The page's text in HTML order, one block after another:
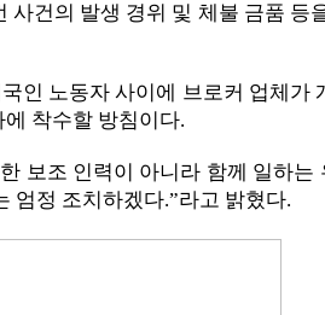
건의 발생 경위 및 체불 금품
인 노동자 사이에 브로커 업체
착수할 방침이다.
보조 인력이 아니라 함께 일하
엄정 조치하겠다.”라고 밝혔다.